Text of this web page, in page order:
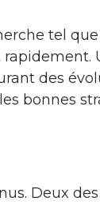
tel
des
bonnes
Deux